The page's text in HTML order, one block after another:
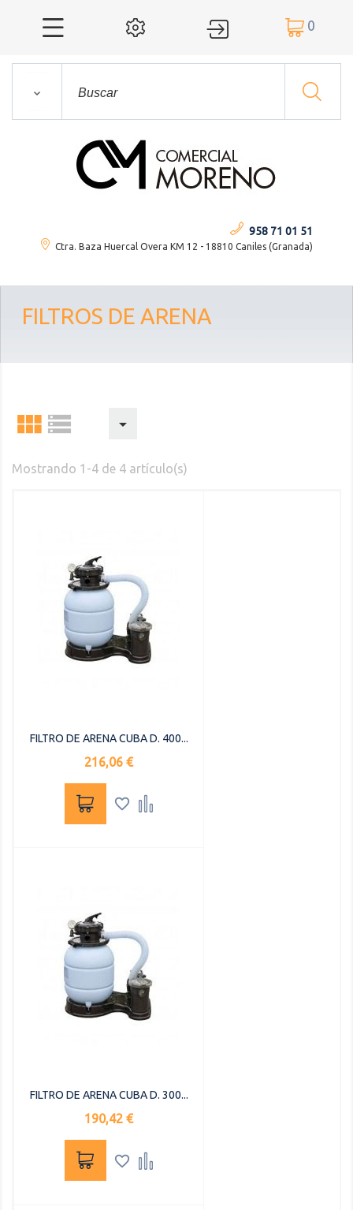
    0
958 71 01 51
Ctra. Baza Huercal Overa KM 12 - 18810 Caniles (Granada)
FILTROS DE ARENA
  
Mostrando 1-4 de 4 artículo(s)
FILTRO DE ARENA CUBA D. 400...
Precio
216,06 €
 
FILTRO DE ARENA CUBA D. 300...
Precio
190,42 €
 